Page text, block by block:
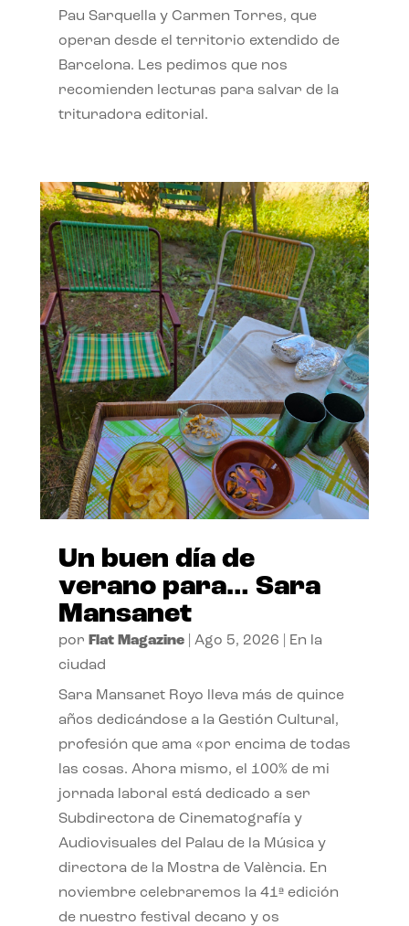
Pau Sarquella y Carmen Torres, que
operan desde el territorio extendido de
Barcelona. Les pedimos que nos
recomienden lecturas para salvar de la
trituradora editorial.
Un buen día de
verano para… Sara
Mansanet
por Flat Magazine| Ago 5, 2026
En la
ciudad
Sara Mansanet Royo lleva más de quince
años dedicándose a la Gestión Cultural,
profesión que ama «por encima de todas
las cosas. Ahora mismo, el 100% de mi
jornada laboral está dedicado a ser
Subdirectora de Cinematografía y
Audiovisuales del Palau de la Música y
directora de la Mostra de València. En
noviembre celebraremos la 41ª edición
de nuestro festival decano y os